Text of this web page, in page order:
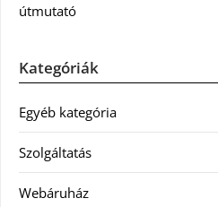
útmutató
Kategóriák
Egyéb kategória
Szolgáltatás
Webáruház